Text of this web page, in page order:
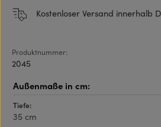
Kostenloser Versand innerhalb
Produktnummer:
2045
Tiefe:
35 cm